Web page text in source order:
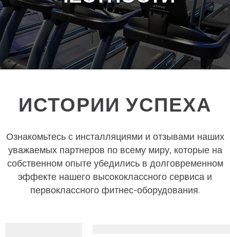
ИСТОРИИ УСПЕХА
Ознакомьтесь с инсталляциями и отзывами наших
уважаемых партнеров по всему миру, которые на
собственном опыте убедились в долговременном
эффекте нашего высококлассного сервиса и
первоклассного фитнес-оборудования.